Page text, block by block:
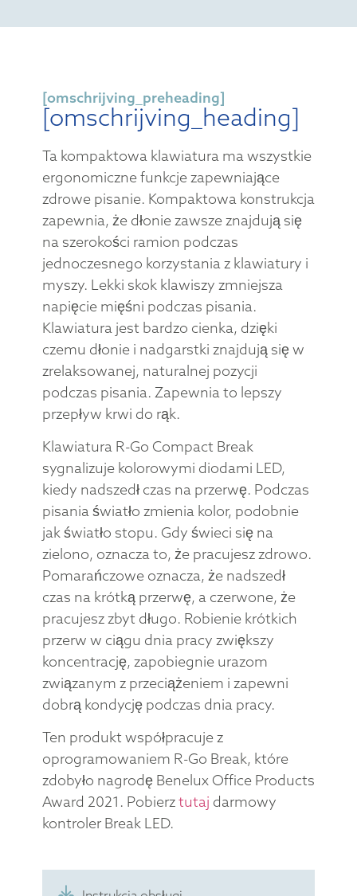
[omschrijving_preheading]
[omschrijving_heading]
Ta kompaktowa klawiatura ma wszystkie
ergonomiczne funkcje zapewniające
zdrowe pisanie. Kompaktowa konstrukcja
zapewnia, że dłonie zawsze znajdują się
na szerokości ramion podczas
jednoczesnego korzystania z klawiatury i
myszy. Lekki skok klawiszy zmniejsza
napięcie mięśni podczas pisania.
Klawiatura jest bardzo cienka, dzięki
czemu dłonie i nadgarstki znajdują się w
zrelaksowanej, naturalnej pozycji
podczas pisania. Zapewnia to lepszy
przepływ krwi do rąk.
Klawiatura R-Go Compact Break
sygnalizuje kolorowymi diodami LED,
kiedy nadszedł czas na przerwę. Podczas
pisania światło zmienia kolor, podobnie
jak światło stopu. Gdy świeci się na
zielono, oznacza to, że pracujesz zdrowo.
Pomarańczowe oznacza, że nadszedł
czas na krótką przerwę, a czerwone, że
pracujesz zbyt długo. Robienie krótkich
przerw w ciągu dnia pracy zwiększy
koncentrację, zapobiegnie urazom
związanym z przeciążeniem i zapewni
dobrą kondycję podczas dnia pracy.
Ten produkt współpracuje z
oprogramowaniem R-Go Break, które
zdobyło nagrodę Benelux Office Products
Award 2021. Pobierztutaj darmowy
kontroler Break LED.